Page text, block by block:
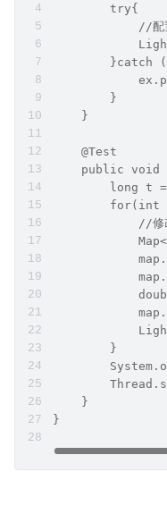
        try{
//配
}catch
        }
    }
    @Test
public void
long t
for(int
//修
        }
    }
}